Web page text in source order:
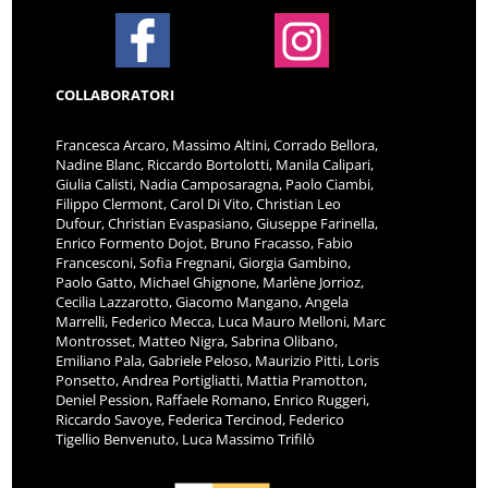
COLLABORATORI
Francesca Arcaro, Massimo Altini, Corrado Bellora,
Nadine Blanc, Riccardo Bortolotti, Manila Calipari,
Giulia Calisti, Nadia Camposaragna, Paolo Ciambi,
Filippo Clermont, Carol Di Vito, Christian Leo
Dufour, Christian Evaspasiano, Giuseppe Farinella,
Enrico Formento Dojot, Bruno Fracasso, Fabio
Francesconi, Sofia Fregnani, Giorgia Gambino,
Paolo Gatto, Michael Ghignone, Marlène Jorrioz,
Cecilia Lazzarotto, Giacomo Mangano, Angela
Marrelli, Federico Mecca, Luca Mauro Melloni, Marc
Montrosset, Matteo Nigra, Sabrina Olibano,
Emiliano Pala, Gabriele Peloso, Maurizio Pitti, Loris
Ponsetto, Andrea Portigliatti, Mattia Pramotton,
Deniel Pession, Raffaele Romano, Enrico Ruggeri,
Riccardo Savoye, Federica Tercinod, Federico
Tigellio Benvenuto, Luca Massimo Trifilò